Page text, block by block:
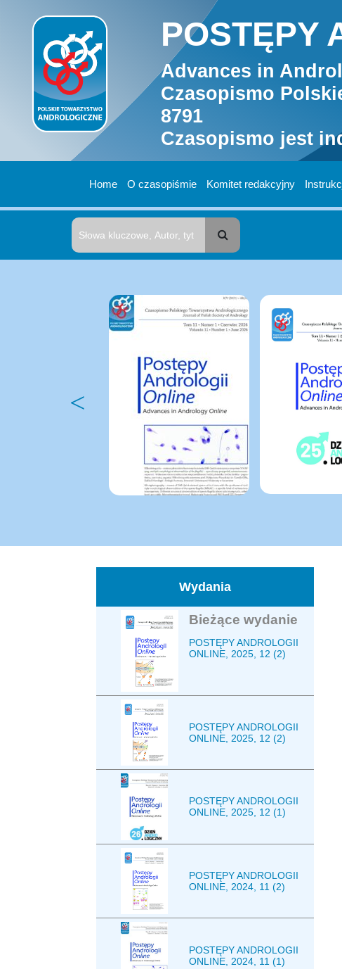
POSTĘPY
Advances in
Czasopismo
8791
Czasopismo jest
Home O czasopiśmie Komitet redakcyjny
Wydania
Bieżące wydanie
POSTĘPY ANDROLOGII
ONLINE, 2025, 12 (2)
POSTĘPY ANDROLOGII
ONLINE, 2025, 12 (2)
POSTĘPY ANDROLOGII
ONLINE, 2025, 12 (1)
POSTĘPY ANDROLOGII
ONLINE, 2024, 11 (2)
POSTĘPY ANDROLOGII
ONLINE, 2024, 11 (1)